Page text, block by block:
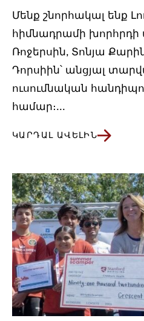
Մենք շնորհակալ ենք
հիմնադրամի խորհրդի
Ռոջերսին, Տոնյա
Դորսիին՝ անցյալ
ուսումնական
համար։...
ԿԱՐԴԱԼ ԱՎԵԼԻՆ